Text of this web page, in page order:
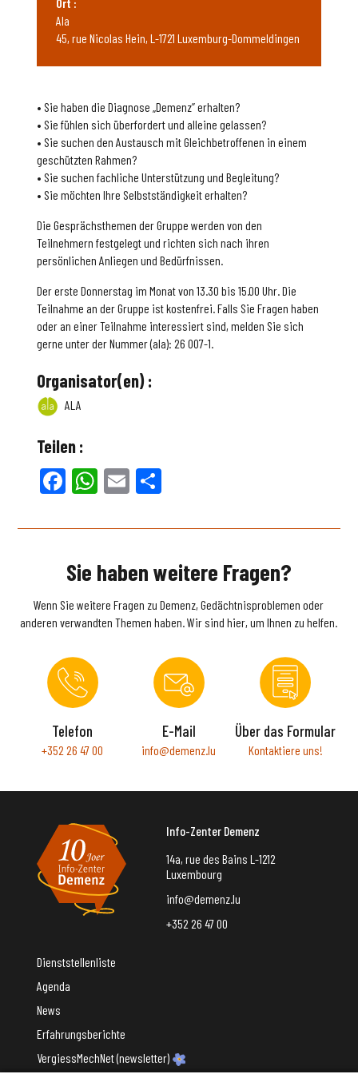
• Sie haben die Diagnose „Demenz” erhalten?
• Sie fühlen sich überfordert und alleine gelassen?
• Sie suchen den Austausch mit Gleichbetroffenen in einem
geschützten Rahmen?
• Sie suchen fachliche Unterstützung und Begleitung?
• Sie möchten Ihre Selbstständigkeit erhalten?
Die Gesprächsthemen der Gruppe werden von den
Teilnehmern festgelegt und richten sich nach ihren
persönlichen Anliegen und Bedürfnissen.
Der erste Donnerstag im Monat von 13.30 bis 15.00 Uhr. Die
Teilnahme an der Gruppe ist kostenfrei. Falls Sie Fragen haben
oder an einer Teilnahme interessiert sind, melden Sie sich
gerne unter der Nummer (ala): 26 007-1.
Organisator(en) :
ALA
Teilen :
Facebook
WhatsApp
Email
Ort :
Ala
45, rue Nicolas Hein, L-1721 Luxemburg-Dommeldingen
Sie haben weitere Fragen?
Wenn Sie weitere Fragen zu Demenz, Gedächtnisproblemen oder
anderen verwandten Themen haben. Wir sind hier, um Ihnen zu helfen.
Telefon
+352 26 47 00
E-Mail
info@demenz.lu
Über das Formular
Kontaktiere uns!
Info-Zenter Demenz
14a, rue des Bains L-1212
Luxembourg
info@demenz.lu
+352 26 47 00
Dienststellenliste
Agenda
News
Erfahrungsberichte
VergiessMechNet (newsletter)